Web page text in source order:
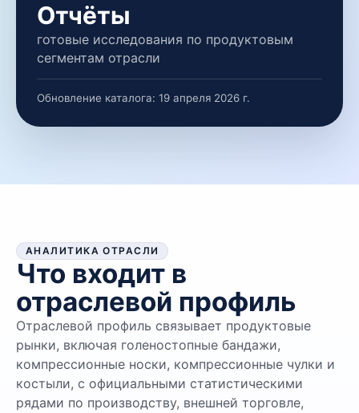
Отчёты
готовые исследования по продуктовым
сегментам отрасли
Обновление каталога: 19 апреля 2026 г.
АНАЛИТИКА ОТРАСЛИ
Что входит в
отраслевой профиль
Отраслевой профиль связывает продуктовые
рынки, включая голеностопные бандажи,
компрессионные носки, компрессионные чулки и
костыли, с официальными статистическими
рядами по производству, внешней торговле,